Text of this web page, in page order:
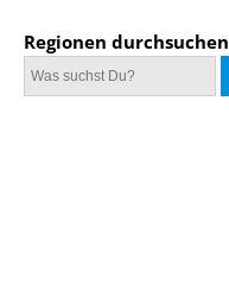
Regionen durchsuchen